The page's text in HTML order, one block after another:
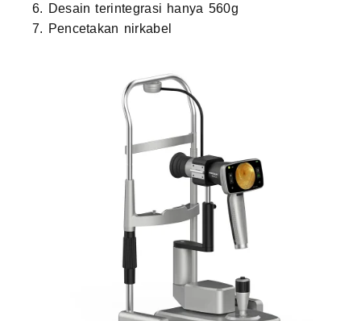
6. Desain terintegrasi hanya 560g
7. Pencetakan nirkabel